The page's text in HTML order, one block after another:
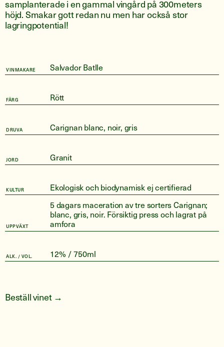
samplanterade i en gammal vingård på 300meters
höjd. Smakar gott redan nu men har också stor
lagringpotential!
VINMAKARE Salvador Batlle
FÄRG Rött
DRUVA Carignan blanc, noir, gris
JORD Granit
KULTUR Ekologisk och biodynamisk ej certifierad
UPPVÄXT
5 dagars maceration av tre sorters Carignan;
blanc, gris, noir. Försiktig press och lagrat på
amfora
ALK. / VOL. 12% / 750ml
Beställ vinet →